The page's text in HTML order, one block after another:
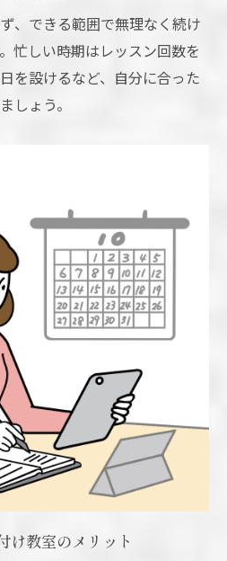
、できる範囲で無理なく続け
忙しい時期はレッスン回数を
を設けるなど、自分に合った
しょう。
け教室のメリット